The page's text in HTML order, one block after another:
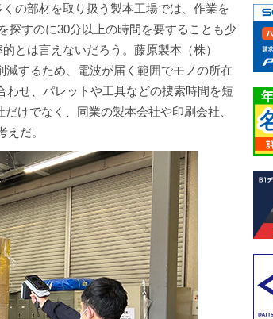
の部材を取り扱う製本工場では、作業を
探すのに30分以上の時間を要することも少
とは言えないだろう。藤原製本（株）
減するため、電波が届く範囲でモノの所在
せ、パレットや工具などの捜索時間を短
けでなく、同業の製本会社や印刷会社、
だ。